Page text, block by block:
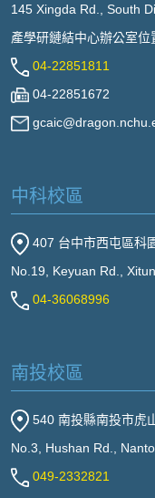
145 Xingda Rd., South
產學研鏈結中心辦公室
04-22851811
04-22851672
中科校區
407 台中市西屯區科
No.19, Keyuan Rd.,
04-36068996
南投校區
540 南投縣南投市虎
No.3, Hushan Rd.,
049-2332821